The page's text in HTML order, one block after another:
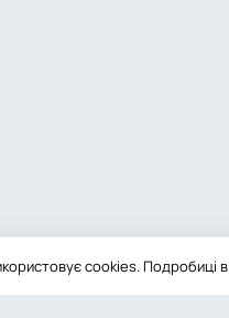
cookies. Подробиці в